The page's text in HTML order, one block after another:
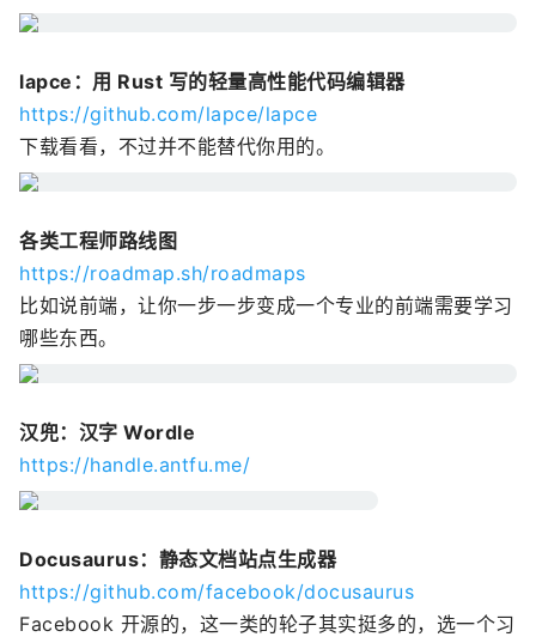
lapce：用 Rust 写的轻量高性能代码编辑器
https://github.com/lapce/lapce
下载看看，不过并不能替代你用的。
各类工程师路线图
https://roadmap.sh/roadmaps
比如说前端，让你一步一步变成一个专业的前端需要学习
哪些东西。
汉兜：汉字 Wordle
https://handle.antfu.me/
Docusaurus：静态文档站点生成器
https://github.com/facebook/docusaurus
Facebook 开源的，这一类的轮子其实挺多的，选一个习